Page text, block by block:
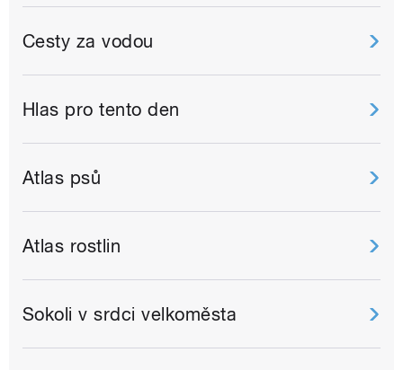
Cesty za vodou
Hlas pro tento den
Atlas psů
Atlas rostlin
Sokoli v srdci velkoměsta